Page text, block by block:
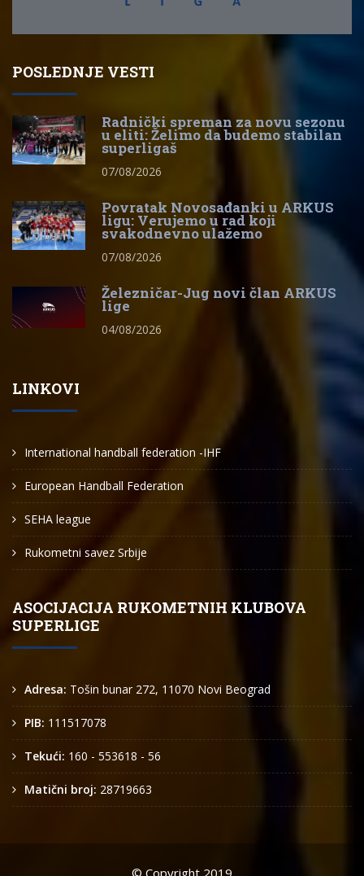
POSLEDNJE VESTI
Radnički spreman za novu sezonu
u eliti: Želimo da budemo stabilan
superligaš
07/08/2026
Povratak Novosađanki u ARKUS
ligu: Verujemo u rad koji
svakodnevno ulažemo
07/08/2026
Železničar-Jug novi član ARKUS
lige
04/08/2026
LINKOVI
International handball federation -IHF
European Handball Federation
SEHA league
Rukometni savez Srbije
ASOCIJACIJA RUKOMETNIH KLUBOVA
SUPERLIGE
Adresa: Tošin bunar 272, 11070 Novi Beograd
PIB: 111517078
Tekući: 160 - 553618 - 56
Matični broj: 28719663